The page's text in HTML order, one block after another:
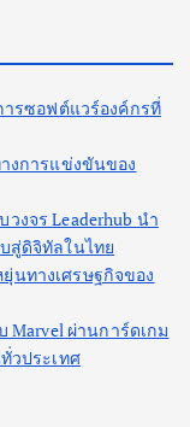
ารซอฟต์แวร์องค์กรที่
งการแข่งขันของ
งจร Leaderhub นำ
สู่ดิจิทัลในไทย
นทางเศรษฐกิจของ
ผ่านการ์ดเกม
วประเทศ